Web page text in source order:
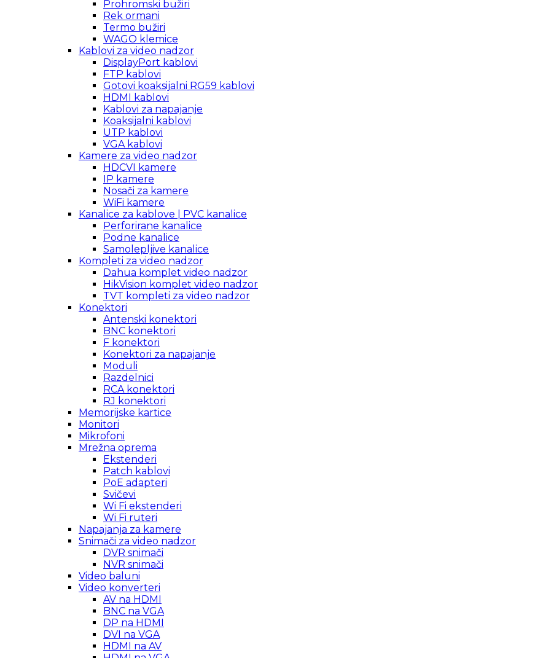
Prohromski bužiri
Rek ormani
Termo bužiri
WAGO klemice
Kablovi za video nadzor
DisplayPort kablovi
FTP kablovi
Gotovi koaksijalni RG59 kablovi
HDMI kablovi
Kablovi za napajanje
Koaksijalni kablovi
UTP kablovi
VGA kablovi
Kamere za video nadzor
HDCVI kamere
IP kamere
Nosači za kamere
WiFi kamere
Kanalice za kablove | PVC kanalice
Perforirane kanalice
Podne kanalice
Samolepljive kanalice
Kompleti za video nadzor
Dahua komplet video nadzor
HikVision komplet video nadzor
TVT kompleti za video nadzor
Konektori
Antenski konektori
BNC konektori
F konektori
Konektori za napajanje
Moduli
Razdelnici
RCA konektori
RJ konektori
Memorijske kartice
Monitori
Mikrofoni
Mrežna oprema
Ekstenderi
Patch kablovi
PoE adapteri
Svičevi
Wi Fi ekstenderi
Wi Fi ruteri
Napajanja za kamere
Snimači za video nadzor
DVR snimači
NVR snimači
Video baluni
Video konverteri
AV na HDMI
BNC na VGA
DP na HDMI
DVI na VGA
HDMI na AV